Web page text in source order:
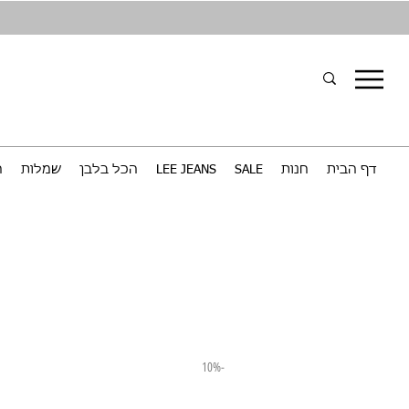
דף הבית חנות SALE
LEE JEANS הכל בלבן שמלות
-10%